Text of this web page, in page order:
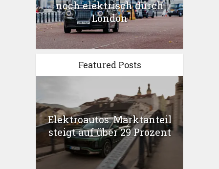
noch elektrisch durch
London
Featured Posts
Elektroautos: Marktanteil
steigt auf über 29 Prozent